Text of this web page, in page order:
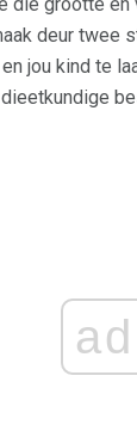
die grootte en
deur twee
jou kind te
ad